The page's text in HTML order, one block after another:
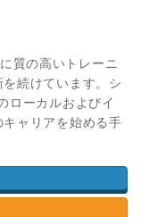
質の高いトレーニ
続けています。シ
ローカルおよびイ
ャリアを始める手